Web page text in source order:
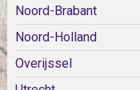
Noord-Brabant
Noord-Holland
Overijssel